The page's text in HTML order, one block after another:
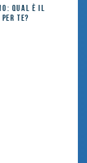
qual è il
te?